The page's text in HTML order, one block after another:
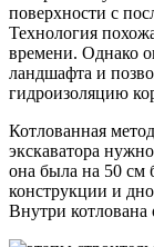
поверхности с
Технология
времени. Однако
ландшафта и
гидроизоляцию
Котлованная
экскаватора
она была на 50 см
конструкции и
Внутри котлована